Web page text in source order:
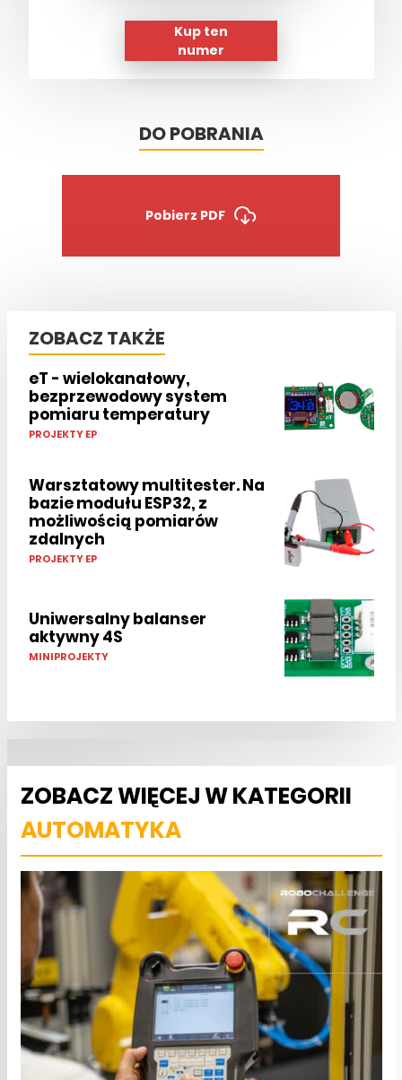
Kup ten
numer
DO POBRANIA
Pobierz PDF
ZOBACZ TAKŻE
eT - wielokanałowy,
bezprzewodowy system
pomiaru temperatury
PROJEKTY EP
Warsztatowy multitester. Na
bazie modułu ESP32, z
możliwością pomiarów
zdalnych
PROJEKTY EP
Uniwersalny balanser
aktywny 4S
MINIPROJEKTY
ZOBACZ WIĘCEJ W KATEGORII
AUTOMATYKA